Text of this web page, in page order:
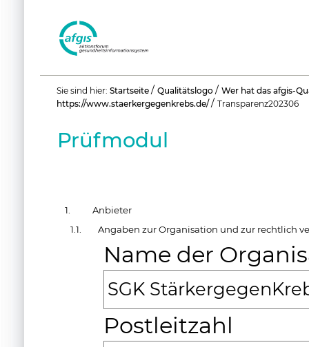
Benutzerspezifische
Werkzeuge
Sie sind hier: Startseite / Qualitätslogo / Wer hat das afgis-
https://www.staerkergegenkrebs.de/ / Transparenz202306
Prüfmodul
1.
Anbieter
1.1.
Angaben zur Organisation und zur rechtlich
Name der
SGK
Postleitzahl